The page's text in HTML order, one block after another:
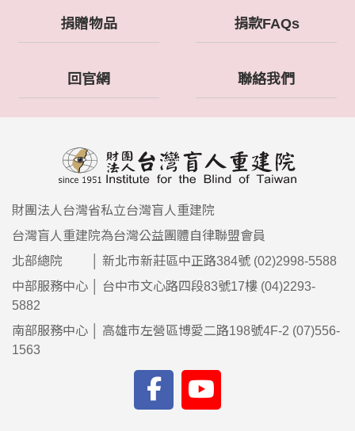
捐贈物品 捐款FAQs
回官網 聯絡我們
財團法人台灣省私立台灣盲人重建院
台灣盲人重建院為台灣公益團體自律聯盟會員
北部總院 │ 新北市新莊區中正路384號 (02)2998-5588
中部服務中心 │ 台中市文心路四段83號17樓 (04)2293-
5882
南部服務中心 │ 高雄市左營區博愛二路198號4F-2 (07)556-
1563